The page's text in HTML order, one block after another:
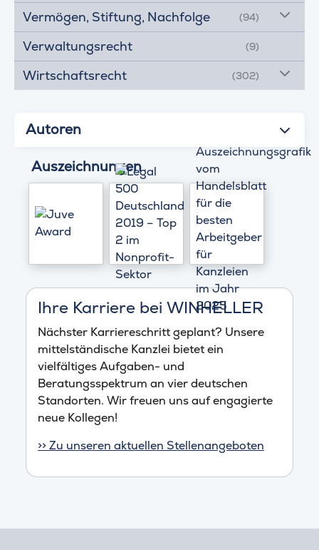
Vermögen, Stiftung, Nachfolge (94)
Verwaltungsrecht (9)
Wirtschaftsrecht (302)
Autoren
Auszeichnungen
Ihre Karriere bei WINHELLER
Nächster Karriereschritt geplant? Unsere
mittelständische Kanzlei bietet ein
vielfältiges Aufgaben- und
Beratungsspektrum an vier deutschen
Standorten. Wir freuen uns auf engagierte
neue Kollegen!
>> Zu unseren aktuellen Stellenangeboten